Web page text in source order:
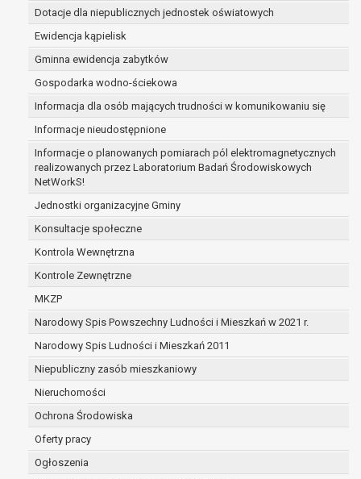
Dotacje dla niepublicznych jednostek oświatowych
Ewidencja kąpielisk
Gminna ewidencja zabytków
Gospodarka wodno-ściekowa
Informacja dla osób mających trudności w komunikowaniu się
Informacje nieudostępnione
Informacje o planowanych pomiarach pól elektromagnetycznych
realizowanych przez Laboratorium Badań Środowiskowych
NetWorkS!
Jednostki organizacyjne Gminy
Konsultacje społeczne
Kontrola Wewnętrzna
Kontrole Zewnętrzne
MKZP
Narodowy Spis Powszechny Ludności i Mieszkań w 2021 r.
Narodowy Spis Ludności i Mieszkań 2011
Niepubliczny zasób mieszkaniowy
Nieruchomości
Ochrona Środowiska
Oferty pracy
Ogłoszenia
przetwarzanie odbywa się do czasu wycofania tej
zgody.
W przypadku, gdy dane osobowe przetwarzane są
w celu zawarcia i realizacji umowy przetwarzanie
odbywa się przez okres niezbędny do realizacji
zawartej umowy, a po tym czasie w zakresie
wymaganym przez przepisy prawa lub dla
zabezpieczenia ewentualnych roszczeń, a w
przypadku wyrażenia zgody na przetwarzanie
danych po zakończeniu i rozliczeniu umowy, do
czasu wycofania tej zgody.
Ponadto w przypadku umów o dofinansowanie
dane osobowe od momentu pozyskania
przechowywane są przez okres wynikający z
umowy o dofinansowanie zawartej między
beneficjentem a określoną instytucją, trwałości
danego projektu i konieczności zachowania
dokumentacji projektu do celów kontrolnych.
W związku z przetwarzaniem przez
administratora danych osobowych przysługuje
Pani/Panu:
prawo dostępu do treści danych oraz
otrzymywania ich kopii na podstawie art. 15
RODO;
podstawie art. 16 RODO,